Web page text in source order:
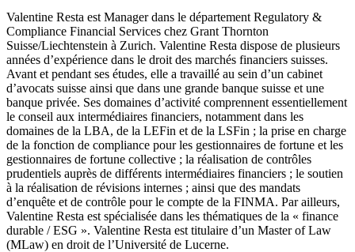
Valentine Resta est Manager dans le département Regulatory &
Compliance Financial Services chez Grant Thornton
Suisse/Liechtenstein à Zurich. Valentine Resta dispose de plusieurs
années d’expérience dans le droit des marchés financiers suisses.
Avant et pendant ses études, elle a travaillé au sein d’un cabinet
d’avocats suisse ainsi que dans une grande banque suisse et une
banque privée. Ses domaines d’activité comprennent essentiellement
le conseil aux intermédiaires financiers, notamment dans les
domaines de la LBA, de la LEFin et de la LSFin ; la prise en charge
de la fonction de compliance pour les gestionnaires de fortune et les
gestionnaires de fortune collective ; la réalisation de contrôles
prudentiels auprès de différents intermédiaires financiers ; le soutien
à la réalisation de révisions internes ; ainsi que des mandats
d’enquête et de contrôle pour le compte de la FINMA. Par ailleurs,
Valentine Resta est spécialisée dans les thématiques de la « finance
durable / ESG ». Valentine Resta est titulaire d’un Master of Law
(MLaw) en droit de l’Université de Lucerne.